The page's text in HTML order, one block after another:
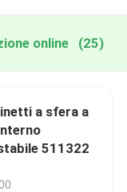
online (25)
a sfera a
511322